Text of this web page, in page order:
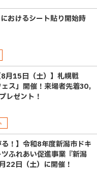
におけるシート貼り開始時
月15日（土）】札幌戦
ェス」開催！来場者先着30,
レゼント！
る！】令和8年度新潟市ドキ
ふれあい促進事業『新潟
22日（土）に開催！